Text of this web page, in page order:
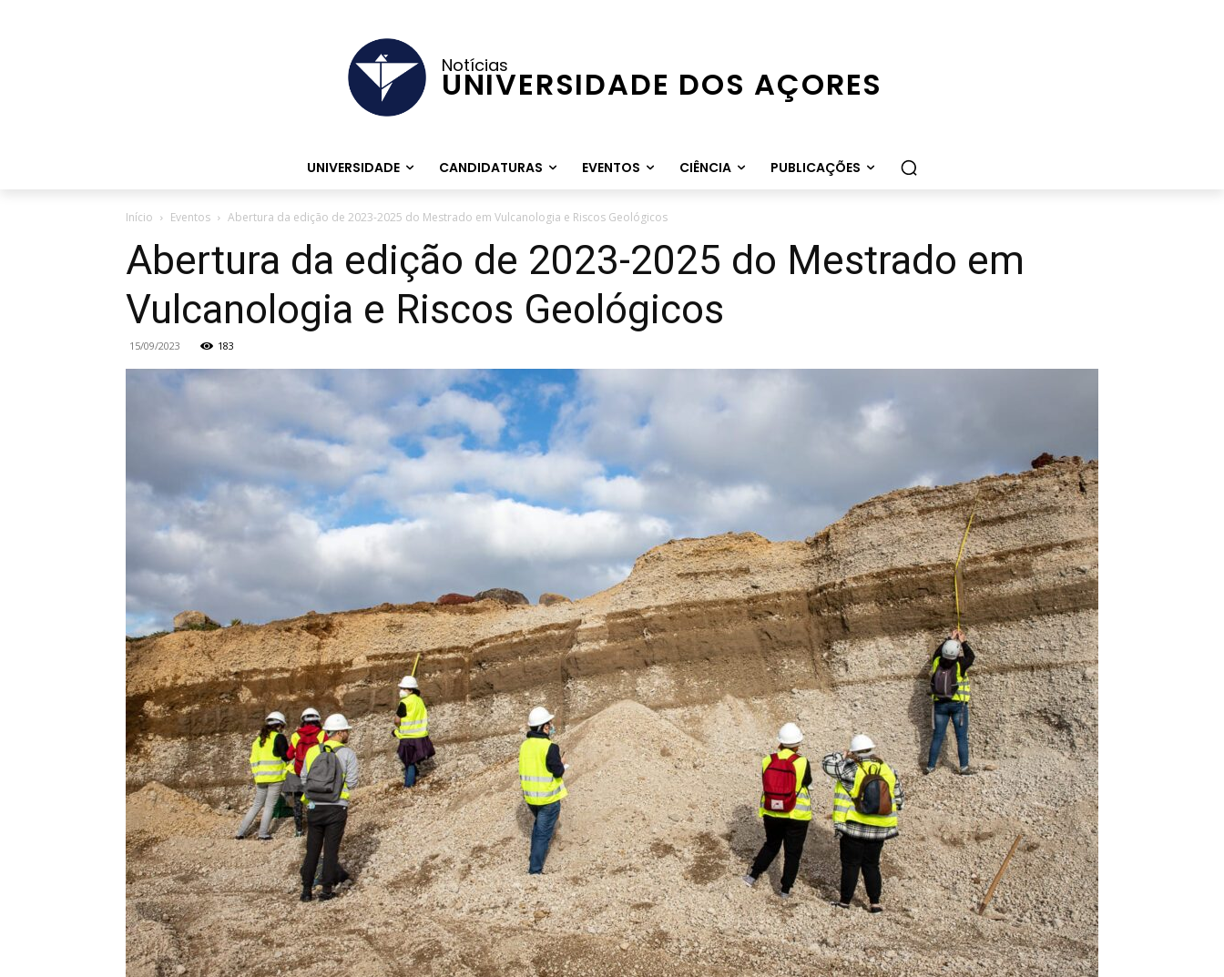
Notícias
UNIVERSIDADE DOS AÇORES
UNIVERSIDADE CANDIDATURAS EVENTOS CIÊNCIA PUBLICAÇÕES
Início Eventos Abertura da edição de 2023-2025 do Mestrado em Vulcanologia e Riscos Geológicos
Abertura da edição de 2023-2025 do Mestrado em
Vulcanologia e Riscos Geológicos
15/09/2023 183